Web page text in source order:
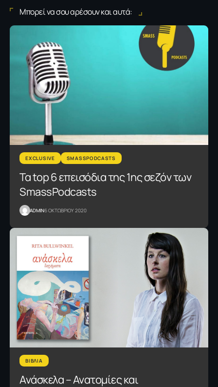
Μπορεί να σου αρέσουν και αυτά:
EXCLUSIVE SMASSPODCASTS
Τα top 6 επεισόδια της 1ης σεζόν των
SmassPodcasts
ADMIN6 ΟΚΤΩΒΡΙΟΥ 2020
ΒΙΒΛΙΑ
Ανάσκελα – Ανατομίες και